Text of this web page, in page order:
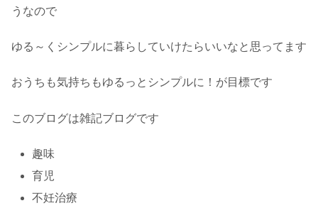
うなので
ゆる～くシンプルに暮らしていけたらいいなと思ってます
おうちも気持ちもゆるっとシンプルに！が目標です
このブログは雑記ブログです
趣味
育児
不妊治療